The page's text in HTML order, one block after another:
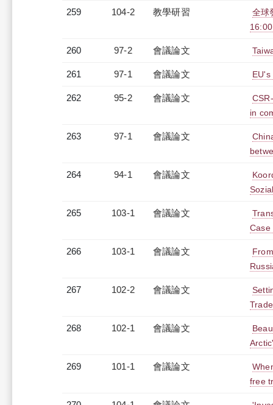
259 104-2 教學研習
全球
260 97-2 會議論文
261 97-1 會議論文 EU's
262 95-2 會議論文
in
263 97-1 會議論文
264 94-1 會議論文
265 103-1 會議論文
Case
266 103-1 會議論文
267 102-2 會議論文
268 102-1 會議論文
269 101-1 會議論文
free